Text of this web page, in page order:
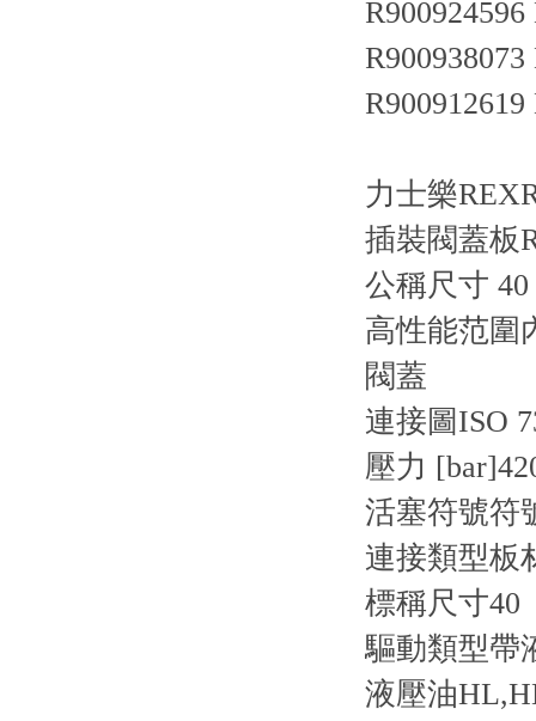
力士樂
插裝閥蓋板
公稱尺寸
高性能范圍
閥蓋
連接圖ISO
壓力
活塞符號符
連接類型板
標稱尺寸40
驅動類型帶
液壓油